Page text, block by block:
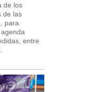
de los
de las
para
entre